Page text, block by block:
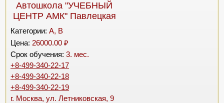
Автошкола "УЧЕБНЫЙ
ЦЕНТР АМК" Павлецкая
Категории: A, B
Цена: 26000.00 ₽
Срок обучения: 3. мес.
+8-499-340-22-17
+8-499-340-22-18
+8-499-340-22-19
г. Москва, ул. Летниковская, 9